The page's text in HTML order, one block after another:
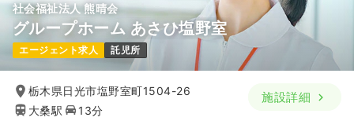
社会福祉法人 熊晴会
グループホーム あさひ塩野室
エージェント求人 託児所
栃木県日光市塩野室町1504-26
大桑駅
13分
施設詳細